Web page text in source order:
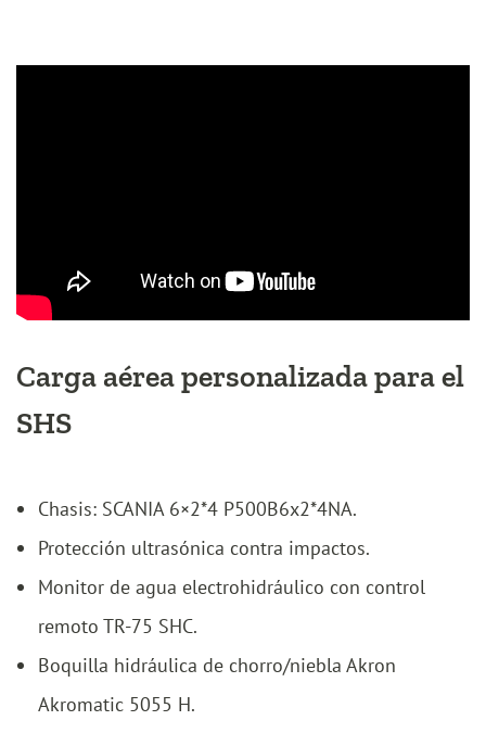
Carga aérea personalizada para el
SHS
Chasis: SCANIA 6×2*4 P500B6x2*4NA.
Protección ultrasónica contra impactos.
Monitor de agua electrohidráulico con control
remoto TR-75 SHC.
Boquilla hidráulica de chorro/niebla Akron
Akromatic 5055 H.